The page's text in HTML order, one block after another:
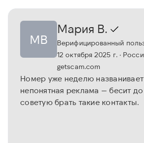
МВ
Мария В.
Верифицированный
12 октября 2025 г.·
getscam.com
Номер уже неделю названивает
непонятная реклама — бесит
советую брать такие контакты.